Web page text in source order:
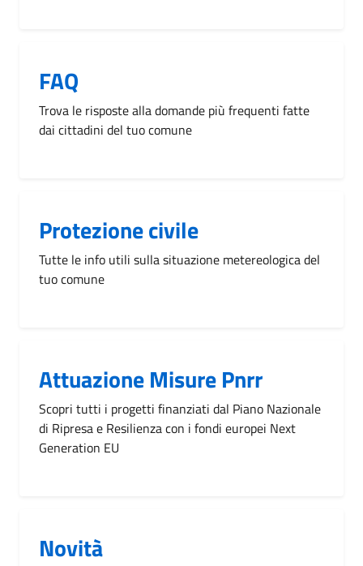
FAQ
Trova le risposte alla domande più frequenti fatte
dai cittadini del tuo comune
Protezione civile
Tutte le info utili sulla situazione metereologica del
tuo comune
Attuazione Misure Pnrr
Scopri tutti i progetti finanziati dal Piano Nazionale
di Ripresa e Resilienza con i fondi europei Next
Generation EU
Novità